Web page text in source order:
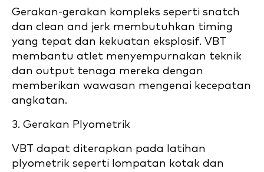
Gerakan-gerakan kompleks seperti snatch
dan clean and jerk membutuhkan timing
yang tepat dan kekuatan eksplosif. VBT
membantu atlet menyempurnakan teknik
dan output tenaga mereka dengan
memberikan wawasan mengenai kecepatan
angkatan.
3. Gerakan Plyometrik
VBT dapat diterapkan pada latihan
plyometrik seperti lompatan kotak dan